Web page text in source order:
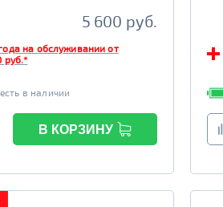
5 600 руб.
на обслуживании от
руб.*
есть в наличии
В КОРЗИНУ